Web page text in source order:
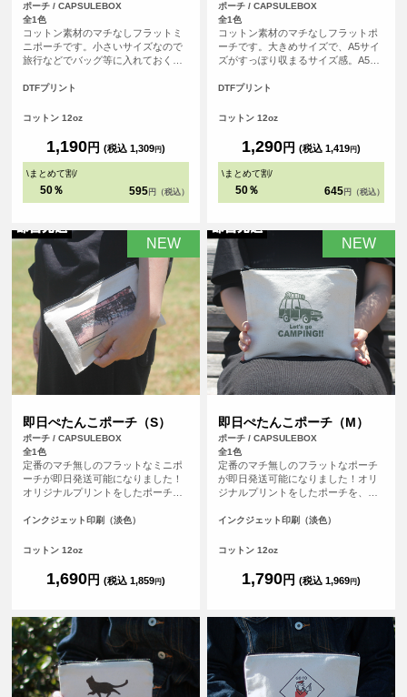
ポーチ / CAPSULEBOX
全1色
コットン素材のマチなしフラットミ
ニポーチです。小さいサイズなので
旅行などでバッグ等に入れておくと
なっております。四角い形のポーチ
なデザインをレイアウトしてオリジ
ます。
DTFプリント
コットン 12oz
1,190円 (税込 1,309円)
\まとめて割/
50％ 595 円（税込）
ポーチ / CAPSULEBOX
全1色
コットン素材のマチなしフラットポ
ーチです。大きめサイズで、A5サイ
ズがすっぽり収まるサイズ感。A5ノ
たり、旅行などで小物の小分け用ポ
ジッパーになっております。四角い
く、お好きなデザインをレイアウト
してオリジナル度たっぷりのポーチ
を作成できます。
DTFプリント
コットン 12oz
1,290円 (税込 1,419円)
\まとめて割/
50％ 645 円（税込）
NEW
即日ぺたんこポーチ（S）
ポーチ / CAPSULEBOX
全1色
定番のマチ無しのフラットなミニポ
ーチが即日発送可能になりました！
オリジナルプリントをしたポーチ
済完了）で、その日に発送する超短
注文し忘れ、すぐに欲しい！など、
カラープリントしたオリジナルポー
チが作れます。
インクジェット印刷（淡色）
コットン 12oz
1,690円 (税込 1,859円)
NEW
即日ぺたんこポーチ（M）
ポーチ / CAPSULEBOX
全1色
定番のマチ無しのフラットなポーチ
が即日発送可能になりました！オリ
ジナルプリントをしたポーチを、平
了）で、その日に発送する超短納期
し忘れ、すぐに欲しい！など、時間
ープリントしたオリジナルポーチが
作れます。
インクジェット印刷（淡色）
コットン 12oz
1,790円 (税込 1,969円)